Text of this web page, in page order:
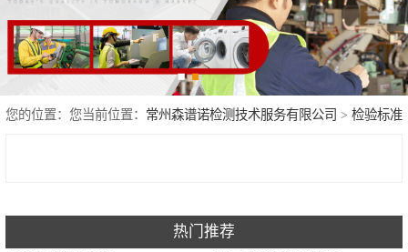
您的位置：您当前位置： 常州森谱诺检测技术服务有限公司 > 检验标准
热门推荐
生产中期检验
出货前检验（尾
期）
全检
工厂审核